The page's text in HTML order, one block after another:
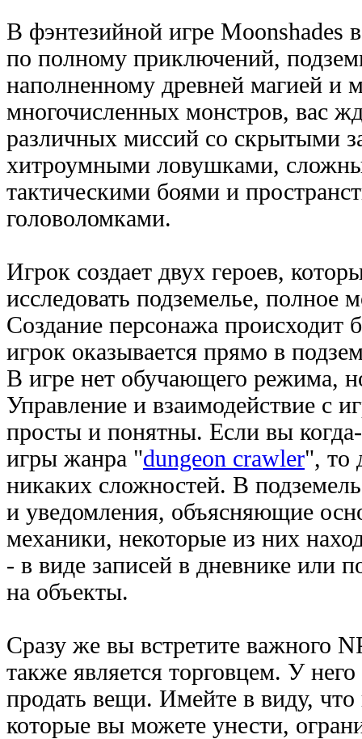
В фэнтезийной игре Moonshades
по полному приключений,
наполненному древней магией и
многочисленных монстров, вас
различных миссий со скрытыми
хитроумными ловушками,
тактическими боями и
головоломками.
Игрок создает двух героев,
исследовать подземелье, полное
Создание персонажа происходит
игрок оказывается прямо в
В игре нет обучающего режима,
Управление и взаимодействие с
просты и понятны. Если вы
игры жанра "dungeon crawler", то
никаких сложностей. В
и уведомления, объясняющие
механики, некоторые из них
- в виде записей в дневнике или
на объекты.
Сразу же вы встретите важного
также является торговцем. У
продать вещи. Имейте в виду,
которые вы можете унести,